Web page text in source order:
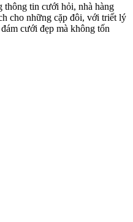
thông tin cưới hỏi, nhà hàng
cho những cặp đôi, với triết lý
cưới đẹp mà không tốn